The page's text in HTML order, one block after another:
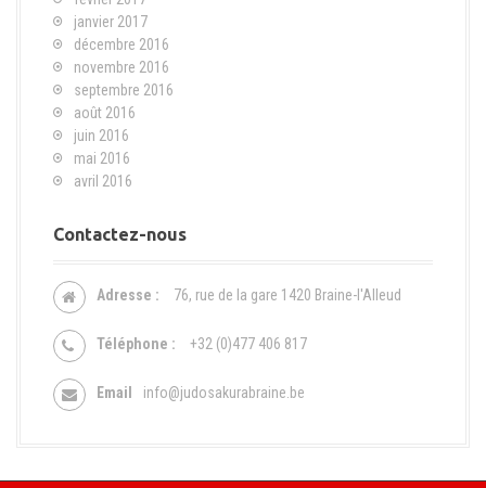
janvier 2017
décembre 2016
novembre 2016
septembre 2016
août 2016
juin 2016
mai 2016
avril 2016
Contactez-nous
Adresse : 76, rue de la gare 1420 Braine-l'Alleud
Téléphone : +32 (0)477 406 817
Email info@judosakurabraine.be